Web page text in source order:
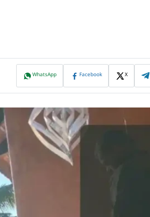
WhatsApp Facebook X